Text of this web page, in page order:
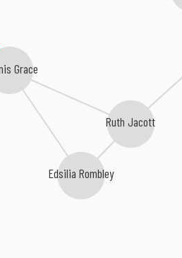
Grace
Ruth Jacott
Edsilia Rombley